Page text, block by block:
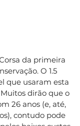
da primeira
O 1.5
que usaram esta
dirão que o
26 anos (e, até,
contudo pode